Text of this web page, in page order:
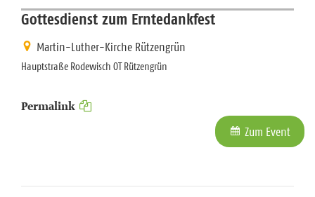
Gottesdienst zum Erntedankfest
Martin-Luther-Kirche Rützengrün
Hauptstraße Rodewisch OT Rützengrün
Permalink
Zum Event